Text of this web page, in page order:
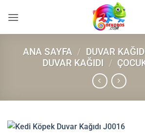
atla
ANA SAYFA / DUVAR
DUVAR KAĞIDI /